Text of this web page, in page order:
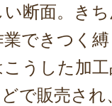
断面。き
できつく
うした加
で販売さ